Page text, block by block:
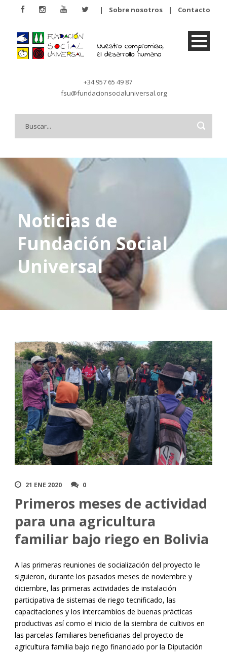
| Sobre nosotros | Contacto
+34 957 65 49 87
fsu@fundacionsocialuniversal.org
Noticias de
Fundación Social
Universal
21 ENE 2020 0
Primeros meses de actividad
para una agricultura
familiar bajo riego en Bolivia
A las primeras reuniones de socialización del proyecto le
siguieron, durante los pasados meses de noviembre y
diciembre, las primeras actividades de instalación
participativa de sistemas de riego tecnificado, las
capacitaciones y los intercambios de buenas prácticas
productivas así como el inicio de la siembra de cultivos en
las parcelas familiares beneficiarias del proyecto de
agricultura familia bajo riego financiado por la Diputación